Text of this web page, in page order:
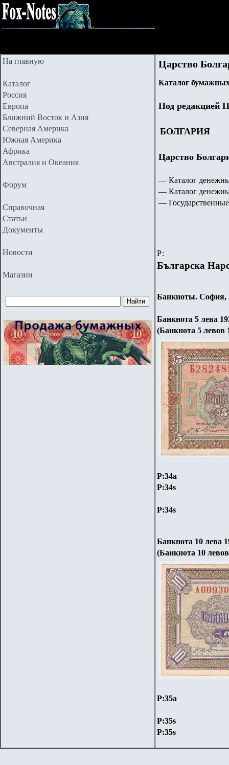
На главную
Каталог
Россия
Европа
Ближний Восток и Азия
Северная Америка
Южная Америка
Африка
Австралия и Океания
Форум
Справочная
Статьи
Документы
Новости
Магазин
Царство
Каталог
Под редакцией
БОЛГАРИЯ
Царство
— Каталог
— Каталог
—
Р:
Българска
Банкноты. София,
Банкнота 5 лева
(Банкнота 5 левов
P:34a
P:34s
P:34s
Банкнота 10 лева
(Банкнота 10
P:35a
P:35s
P:35s